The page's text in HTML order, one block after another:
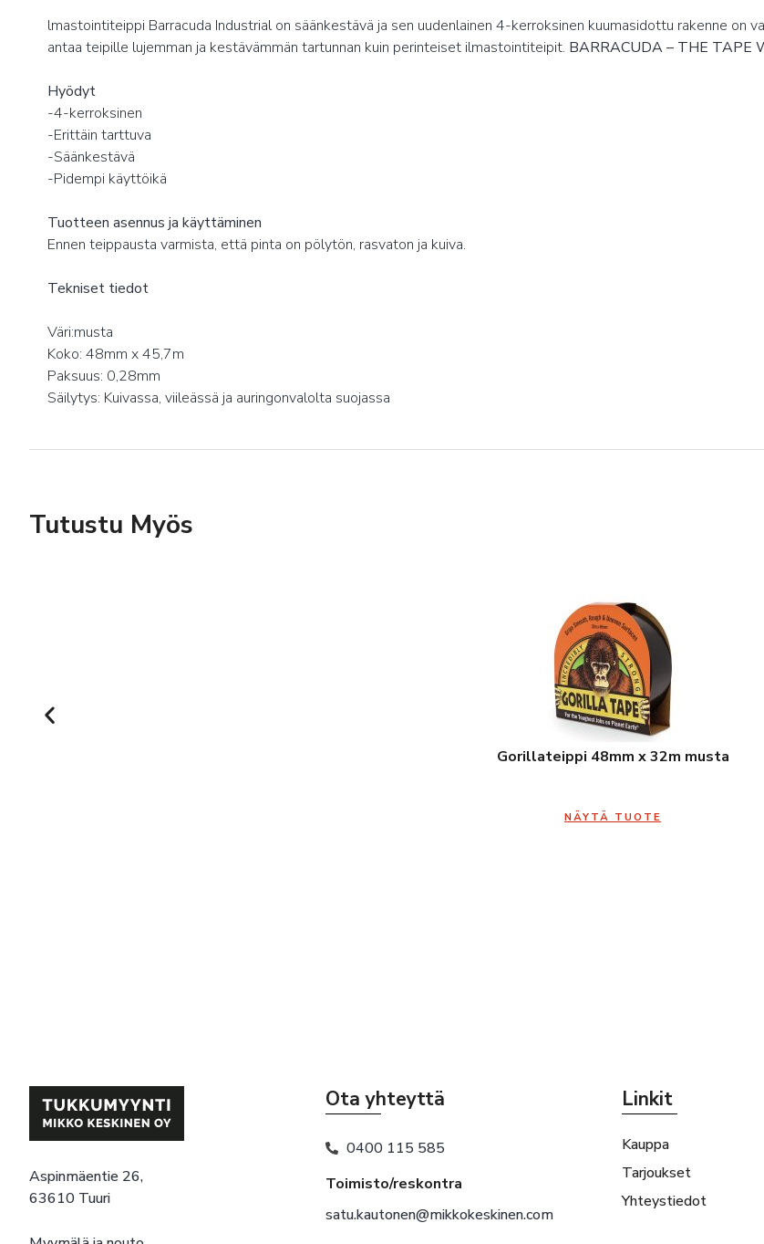
lmastointiteippi Barracuda Industrial on säänkestävä ja sen uudenlainen 4-kerroksinen kuumasidottu rakenne on
antaa teipille lujemman ja kestävämmän tartunnan kuin perinteiset ilmastointiteipit. BARRACUDA – THE TAPE
Hyödyt
-4-kerroksinen
-Erittäin tarttuva
-Säänkestävä
-Pidempi käyttöikä
Tuotteen asennus ja käyttäminen
Ennen teippausta varmista, että pinta on pölytön, rasvaton ja kuiva.
Tekniset tiedot
Väri:musta
Koko: 48mm x 45,7m
Paksuus: 0,28mm
Säilytys: Kuivassa, viileässä ja auringonvalolta suojassa
Tutustu Myös
Gorillateippi 48mm x 32m musta
NÄYTÄ TUOTE
Aspinmäentie 26,
63610 Tuuri
Ota yhteyttä
0400 115 585
Toimisto/reskontra
satu.kautonen@mikkokeskinen.com
Linkit
Kauppa
Tarjoukset
Yhteystiedot